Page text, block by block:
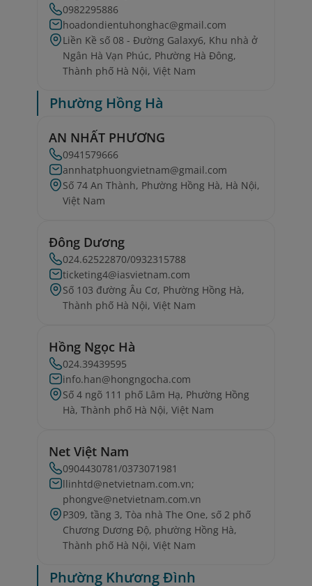
0982295886
hoadondientuhonghac@gmail.com
Liền Kề số 08 - Đường Galaxy6, Khu nhà ở
Ngân Hà Vạn Phúc, Phường Hà Đông,
Thành phố Hà Nội, Việt Nam
Phường Hồng Hà
AN NHẤT PHƯƠNG
0941579666
annhatphuongvietnam@gmail.com
Số 74 An Thành, Phường Hồng Hà, Hà Nội,
Việt Nam
Đông Dương
024.62522870/0932315788
ticketing4@iasvietnam.com
Số 103 đường Âu Cơ, Phường Hồng Hà,
Thành phố Hà Nội, Việt Nam
Hồng Ngọc Hà
024.39439595
info.han@hongngocha.com
Số 4 ngõ 111 phố Lâm Hạ, Phường Hồng
Hà, Thành phố Hà Nội, Việt Nam
Net Việt Nam
0904430781/0373071981
llinhtd@netvietnam.com.vn;
phongve@netvietnam.com.vn
P309, tầng 3, Tòa nhà The One, số 2 phố
Chương Dương Độ, phường Hồng Hà,
Thành phố Hà Nội, Việt Nam
Phường Khương Đình